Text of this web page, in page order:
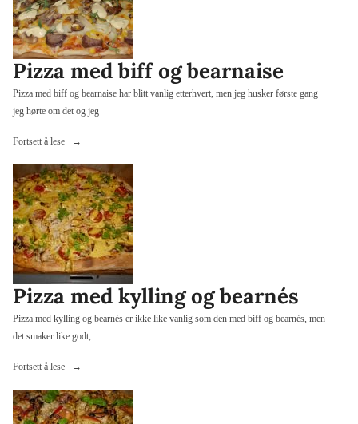
oliven»
Pizza med biff og bearnaise
Pizza med biff og bearnaise har blitt vanlig etterhvert, men jeg husker første gang
jeg hørte om det og jeg
Fortsett å lese
«Pizza
biff
og
bearnaise»
Pizza med kylling og bearnés
Pizza med kylling og bearnés er ikke like vanlig som den med biff og bearnés, men
det smaker like godt,
Fortsett å lese
«Pizza
kylling
og